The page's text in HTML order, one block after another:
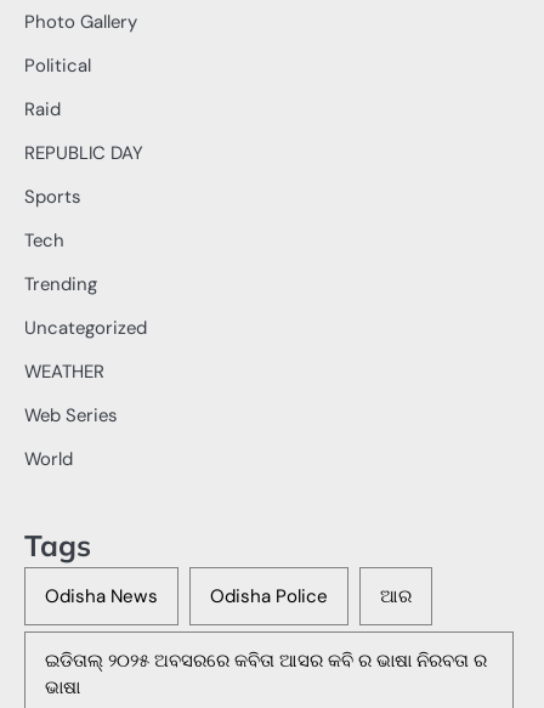
Photo Gallery
Political
Raid
REPUBLIC DAY
Sports
Tech
Trending
Uncategorized
WEATHER
Web Series
World
Tags
Odisha News Odisha Police ଆର
ଇଡିତାଲ୍ ୨୦୨୫ ଅବସରରେ କବିତା ଆସର କବି ର ଭାଷା ନିରବତା ର
ଭାଷା